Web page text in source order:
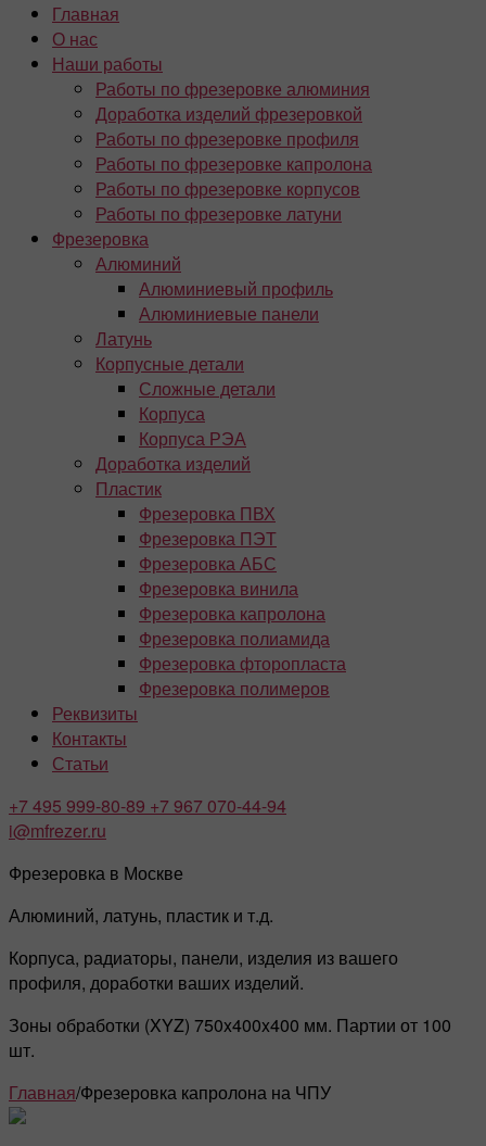
Главная
О нас
Наши работы
Работы по фрезеровке алюминия
Доработка изделий фрезеровкой
Работы по фрезеровке профиля
Работы по фрезеровке капролона
Работы по фрезеровке корпусов
Работы по фрезеровке латуни
Фрезеровка
Алюминий
Алюминиевый профиль
Алюминиевые панели
Латунь
Корпусные детали
Сложные детали
Корпуса
Корпуса РЭА
Доработка изделий
Пластик
Фрезеровка ПВХ
Фрезеровка ПЭТ
Фрезеровка АБС
Фрезеровка винила
Фрезеровка капролона
Фрезеровка полиамида
Фрезеровка фторопласта
Фрезеровка полимеров
Реквизиты
Контакты
Статьи
+7 495 999-80-89 +7 967 070-44-94
i@mfrezer.ru
Фрезеровка в Москве
Алюминий, латунь, пластик и т.д.
Корпуса, радиаторы, панели, изделия из вашего
профиля, доработки ваших изделий.
Зоны обработки (XYZ) 750x400x400 мм. Партии от 100
шт.
Главная/Фрезеровка капролона на ЧПУ